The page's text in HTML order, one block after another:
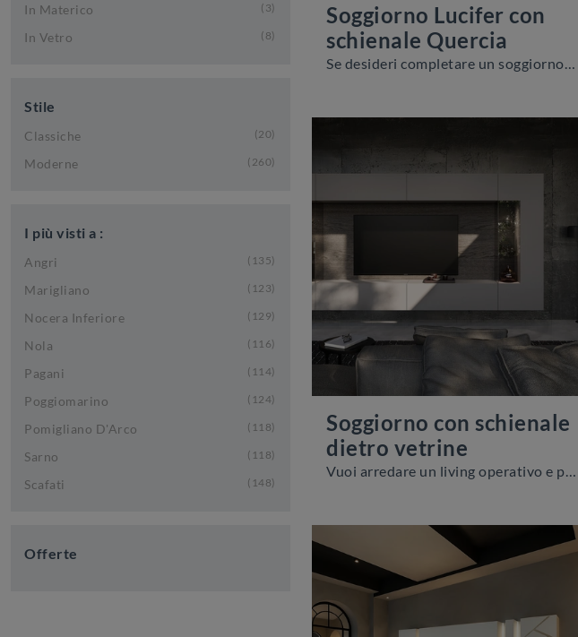
In Materico 3
In Vetro 8
Stile
Classiche 20
Moderne 260
I più visti a :
Angri 135
Marigliano 123
Nocera Inferiore 129
Nola 116
Pagani 114
Poggiomarino 124
Pomigliano D'Arco 118
Sarno 118
Scafati 148
Offerte
Soggiorno Lucifer con
schienale Quercia
Soggiorno con schienale
dietro vetrine